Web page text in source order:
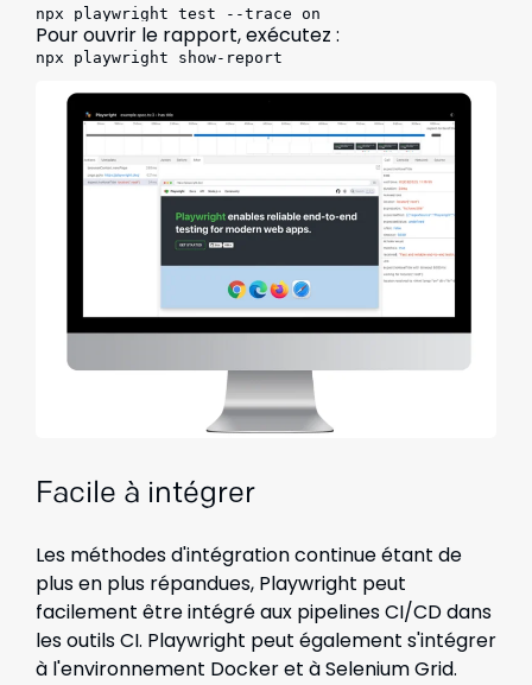
npx playwright test --trace on
Pour ouvrir le rapport, exécutez :
npx playwright show-report
Facile à intégrer
Les méthodes d'intégration continue étant de
plus en plus répandues, Playwright peut
facilement être intégré aux pipelines CI/CD dans
les outils CI. Playwright peut également s'intégrer
à l'environnement Docker et à Selenium Grid.